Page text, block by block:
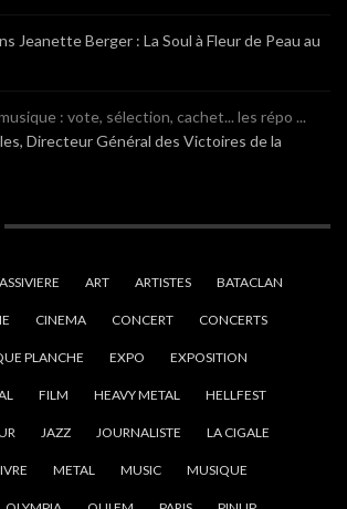
Jeanette Berger : La Soul à Fleur de Peau au
: vote, sélection, cachet... les répo ...
Directeur Général des Victoires de la
ART ARTISTES BATACLAN
CINEMA CONCERT CONCERTS
PLANCHE EXPO EXPOSITION
FILM HEAVY METAL HELLFEST
JAZZ JOURNALISTE LA CIGALE
METAL MUSIC MUSIQUE